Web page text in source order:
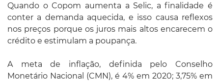
Quando o Copom aumenta a Selic, a finalidade é
conter a demanda aquecida, e isso causa reflexos
nos preços porque os juros mais altos encarecem o
crédito e estimulam a poupança.
A meta de inflação, definida pelo Conselho
Monetário Nacional (CMN), é 4% em 2020; 3,75% em